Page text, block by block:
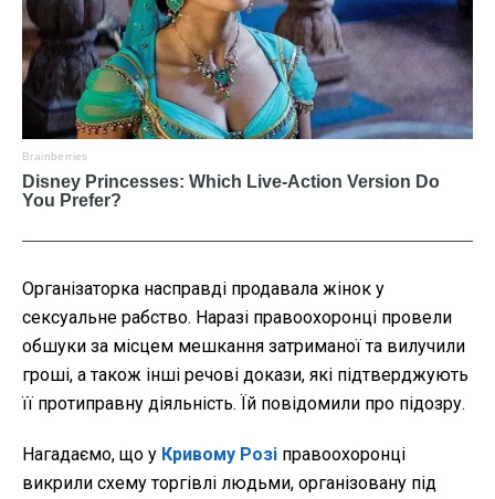
Організаторка насправді продавала жінок у
сексуальне рабство. Наразі правоохоронці провели
обшуки за місцем мешкання затриманої та вилучили
гроші, а також інші речові докази, які підтверджують
її протиправну діяльність. Їй повідомили про підозру.
Нагадаємо, що у Кривому Розі правоохоронці
викрили схему торгівлі людьми, організовану під